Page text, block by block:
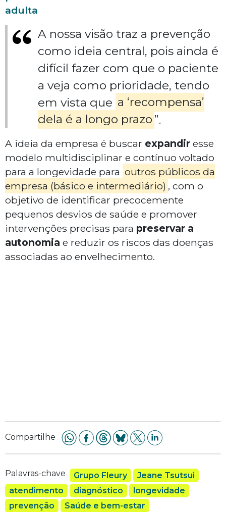
adulta
A nossa visão traz a prevenção
como ideia central, pois ainda é
difícil fazer com que o paciente
a veja como prioridade, tendo
em vista que a ‘recompensa’
dela é a longo prazo ”.
A ideia da empresa é buscar expandir esse
modelo multidisciplinar e contínuo voltado
para a longevidade para outros públicos da
empresa (básico e intermediário) , com o
objetivo de identificar precocemente
pequenos desvios de saúde e promover
intervenções precisas para preservar a
autonomia e reduzir os riscos das doenças
associadas ao envelhecimento.
Compartilhe
Palavras-chave Grupo Fleury
Jeane Tsutsui
atendimento
diagnóstico
longevidade
prevenção
Saúde e bem-estar